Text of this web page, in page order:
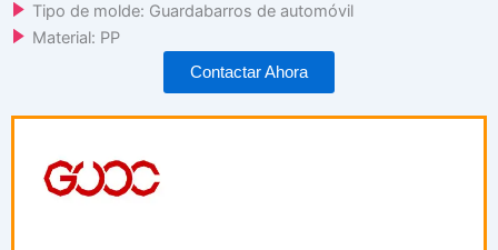
Tipo de molde: Guardabarros de automóvil
Material: PP
Contactar Ahora